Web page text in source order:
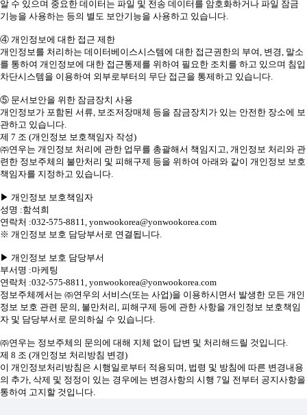
알 수 있으며 중요한 데이터는 파일 및 전송 데이터를 암호화하거나 파일 잠금
기능을 사용하는 등의 별도 보안기능을 사용하고 있습니다.
④ 개인정보에 대한 접근 제한
개인정보를 처리하는 데이터베이스시스템에 대한 접근권한의 부여, 변경, 말소
를 통하여 개인정보에 대한 접근통제를 위하여 필요한 조치를 하고 있으며 침입
차단시스템을 이용하여 외부로부터의 무단 접근을 통제하고 있습니다.
⑤ 문서보안을 위한 잠금장치 사용
개인정보가 포함된 서류, 보조저장매체 등을 잠금장치가 있는 안전한 장소에 보
관하고 있습니다.
제 7 조 (개인정보 보호책임자 작성)
㈜연우는 개인정보 처리에 관한 업무를 총괄해서 책임지고, 개인정보 처리와 관
련한 정보주체의 불만처리 및 피해구제 등을 위하여 아래와 같이 개인정보 보호
책임자를 지정하고 있습니다.
▶ 개인정보 보호책임자
성명 :함석희
연락처 :032-575-8811, yonwookorea@yonwookorea.com
※ 개인정보 보호 담당부서로 연결됩니다.
▶ 개인정보 보호 담당부서
부서명 :마케팅
연락처 :032-575-8811, yonwookorea@yonwookorea.com
정보주체께서는 ㈜연우의 서비스(또는 사업)을 이용하시면서 발생한 모든 개인
정보 보호 관련 문의, 불만처리, 피해구제 등에 관한 사항을 개인정보 보호책임
자 및 담당부서로 문의하실 수 있습니다.
㈜연우는 정보주체의 문의에 대해 지체 없이 답변 및 처리해드릴 것입니다.
제 8 조 (개인정보 처리방침 변경)
이 개인정보처리방침은 시행일로부터 적용되며, 법령 및 방침에 따른 변경내용
의 추가, 삭제 및 정정이 있는 경우에는 변경사항의 시행 7일 전부터 공지사항을
통하여 고지할 것입니다.